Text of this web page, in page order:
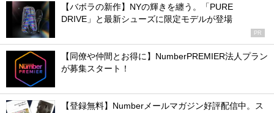
【バボラの新作】NYの輝きを纏う。「PURE
DRIVE」と最新シューズに限定モデルが登場
PR
【同僚や仲間とお得に】NumberPREMIER法人プラン
が募集スタート！
【登録無料】Numberメールマガジン好評配信中。ス